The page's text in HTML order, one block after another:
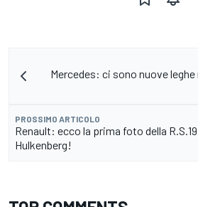
Mercedes: ci sono nuove
PROSSIMO ARTICOLO
Renault: ecco la prima foto della
Hulkenberg!